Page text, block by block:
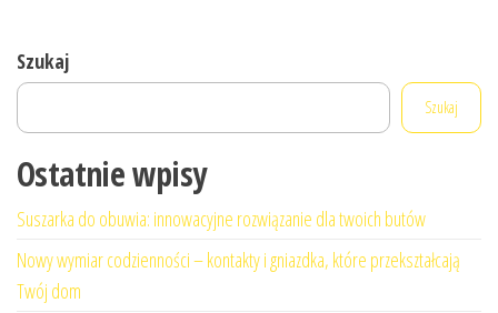
Szukaj
Szukaj
Ostatnie wpisy
Suszarka do obuwia: innowacyjne rozwiązanie dla twoich butów
Nowy wymiar codzienności – kontakty i gniazdka, które przekształcają
Twój dom